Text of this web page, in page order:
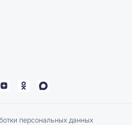
персональных данных